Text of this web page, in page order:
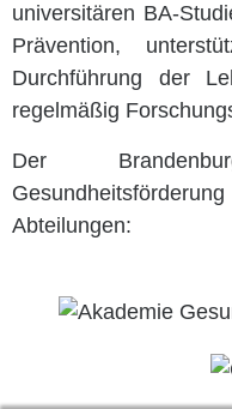
universitären BA-
Prävention,
Durchführung der
regelmäßig
Der
Abteilungen: